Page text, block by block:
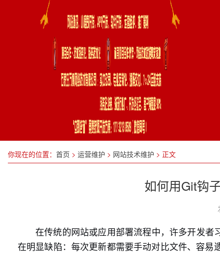
你现在的位置： 首页 > 运营维护 > 网站技术维护 > 正文
如何用Git钩
在传统的网站或应用部署流程中，许多开发
在明显缺陷：每次更新都需要手动对比文件、容